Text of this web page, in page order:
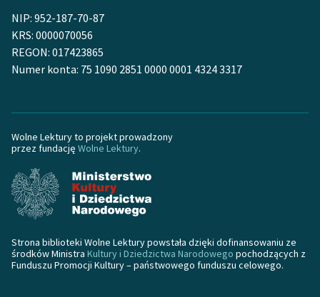
NIP: 952-187-70-87
KRS: 0000070056
REGON: 017423865
Numer konta: 75 1090 2851 0000 0001 4324 3317
Wolne Lektury to projekt prowadzony
przez fundację Wolne Lektury.
Strona biblioteki Wolne Lektury powstała dzięki dofinansowaniu ze
środków Ministra Kultury i Dziedzictwa Narodowego pochodzących z
Funduszu Promocji Kultury – państwowego funduszu celowego.